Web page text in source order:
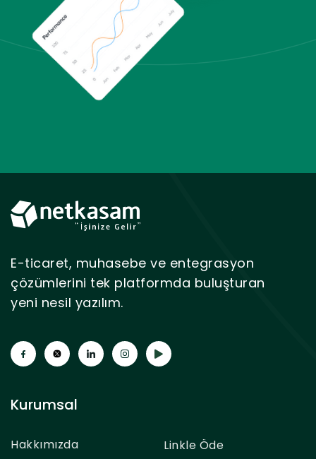
E-ticaret, muhasebe ve entegrasyon
çözümlerini tek platformda buluşturan
yeni nesil yazılım.
Kurumsal
Hakkımızda
Linkle Öde